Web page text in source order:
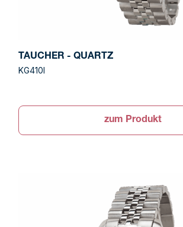
TAUCHER - QUARTZ
KG410I
zum Produkt